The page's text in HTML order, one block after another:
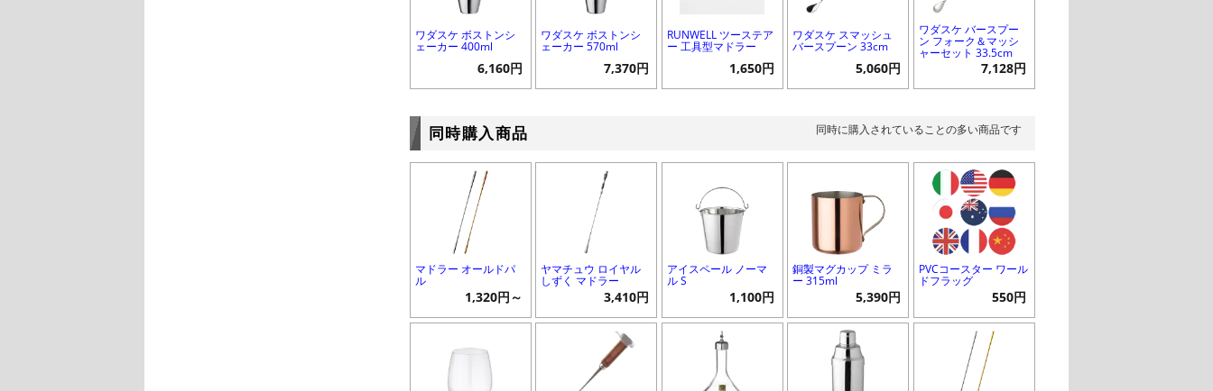
ワダスケ ボストンシ
ェーカー 400ml
6,160円
ワダスケ ボストンシ
ェーカー 570ml
7,370円
RUNWELL ツーステア
ー 工具型マドラー
1,650円
ワダスケ スマッシュ
バースプーン 33cm
5,060円
ワダスケ バースプー
ン フォーク＆マッシ
ャーセット 33.5cm
7,128円
同時購入商品 同時に購入されていることの多い商品です
マドラー オールドパ
ル
1,320円～
ヤマチュウ ロイヤル
しずく マドラー
3,410円
アイスペール ノーマ
ル S
1,100円
銅製マグカップ ミラ
ー 315ml
5,390円
PVCコースター ワール
ドフラッグ
550円